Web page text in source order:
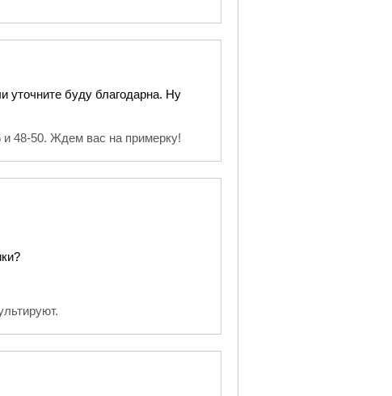
уточните буду благодарна. Ну
и 48-50. Ждем вас на примерку!